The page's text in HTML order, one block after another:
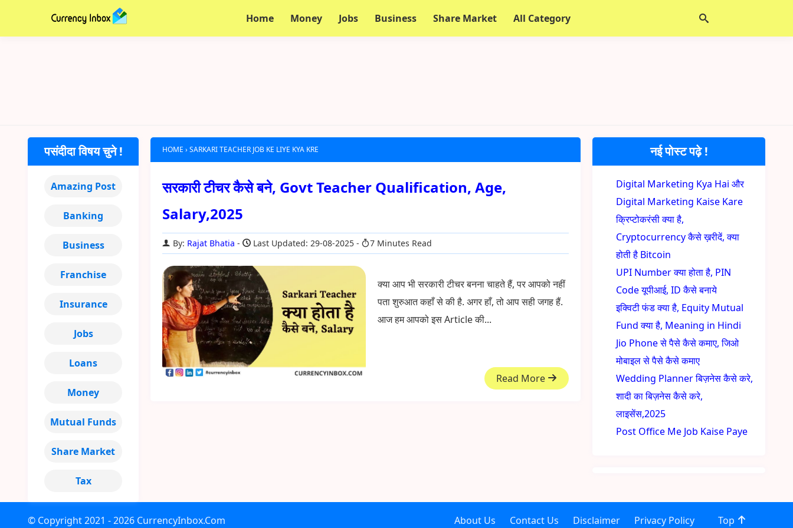
Home Money Jobs Business Share Market All Category
HOME ›SARKARI TEACHER JOB KE LIYE KYA KRE
सरकारी टीचर कैसे बने, Govt Teacher Qualification, Age,
Salary,2025
By: Rajat Bhatia Last Updated: 29-08-2025 7 Minutes Read
क्या आप भी सरकारी टीचर बनना चाहते हैं, पर आपको नहीं
पता शुरुआत कहाँ से की है. अगर हाँ, तो आप सही जगह हैं.
आज हम आपको इस Article की...
Read More
नई पोस्ट पढ़े !
Digital Marketing Kya Hai और
Digital Marketing Kaise Kare
क्रिप्टोकरंसी क्या है,
Cryptocurrency कैसे ख़रीदें, क्या
होती है Bitcoin
UPI Number क्या होता है, PIN
Code यूपीआई, ID कैसे बनाये
इक्विटी फंड क्या है, Equity Mutual
Fund क्या है, Meaning in Hindi
Jio Phone से पैसे कैसे कमाए, जिओ
मोबाइल से पैसे कैसे कमाए
Wedding Planner बिज़नेस कैसे करे,
शादी का बिज़नेस कैसे करे,
लाइसेंस,2025
Post Office Me Job Kaise Paye
पसंदीदा विषय चुने !
Amazing Post
Banking
Business
Franchise
Insurance
Jobs
Loans
Money
Mutual Funds
Share Market
Tax
© Copyright2021 - 2026 CurrencyInbox.Com About Us Contact Us Disclaimer Privacy Policy Top